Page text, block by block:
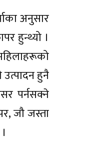
अनुसार
हुन्थ्यो ।
उत्पादन हुनै
पर्नसक्ने
जौ जस्ता